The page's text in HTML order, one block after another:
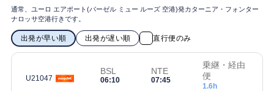
通常、ユーロ エアポート(バーゼル ミュー ルーズ 空港)発カターニア・フォンター
ナロッサ空港行きです。
出発が早い順 出発が遅い順 直行便のみ
U21047
BSL
06:10
NTE
07:45
乗継・経由
便
1.6h